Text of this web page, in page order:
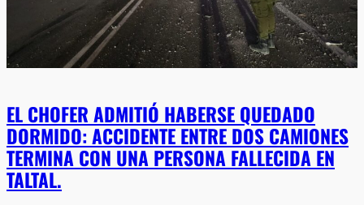
EL CHOFER ADMITIÓ HABERSE QUEDADO
DORMIDO: ACCIDENTE ENTRE DOS CAMIONES
TERMINA CON UNA PERSONA FALLECIDA EN
TALTAL.